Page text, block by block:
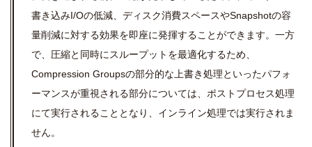
書き込みI/Oの低減、ディスク消費スペースやSnapshotの容
量削減に対する効果を即座に発揮することができます。一方
で、圧縮と同時にスループットを最適化するため、
Compression Groupsの部分的な上書き処理といったパフォ
ーマンスが重視される部分については、ポストプロセス処理
にて実行されることとなり、インライン処理では実行されま
せん。